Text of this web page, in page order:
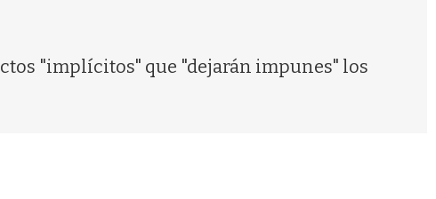
"implícitos" que "dejarán impunes" los